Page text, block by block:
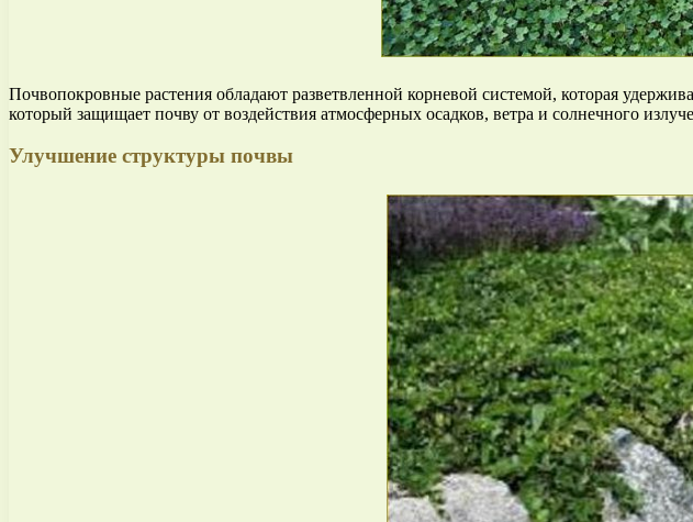
Почвопокровные растения обладают разветвленной корневой системой, которая
который защищает почву от воздействия атмосферных осадков, ветра и солнечного
Улучшение структуры почвы